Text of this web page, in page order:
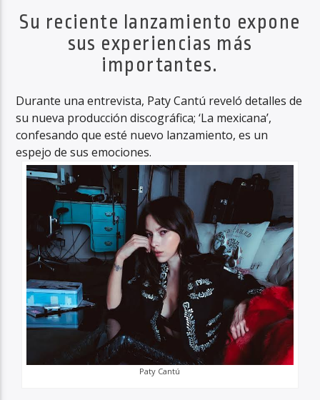
Su reciente lanzamiento expone
sus experiencias más
importantes.
Durante una entrevista, Paty Cantú reveló detalles de
su nueva producción discográfica; ‘La mexicana’,
confesando que esté nuevo lanzamiento, es un
espejo de sus emociones.
Paty Cantú